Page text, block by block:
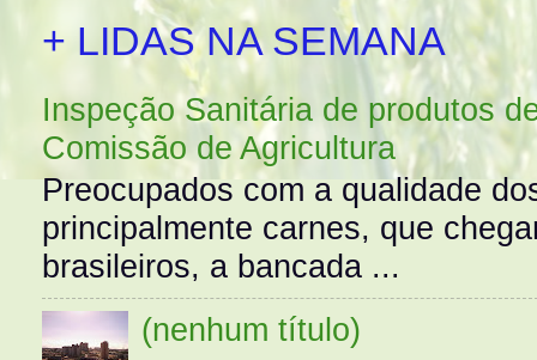
+ LIDAS NA SEMANA
Inspeção Sanitária de produtos
Comissão de Agricultura
Preocupados com a qualidade
principalmente carnes, que
brasileiros, a bancada ...
(nenhum título)